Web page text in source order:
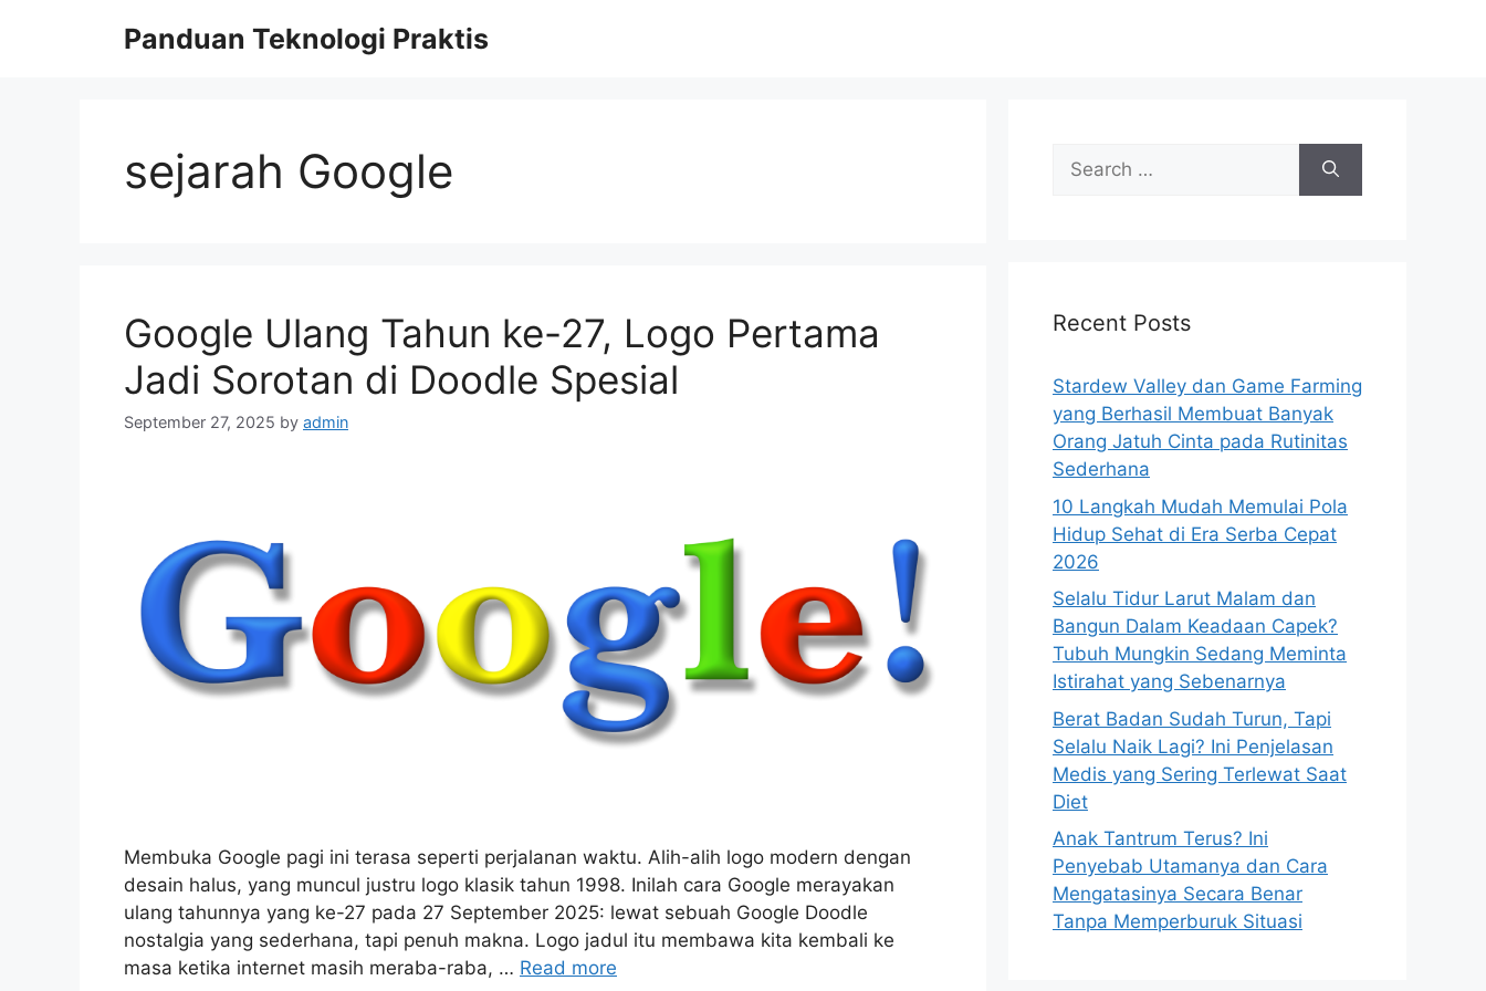
Panduan Teknologi Praktis
sejarah Google
Google Ulang Tahun ke-27, Logo Pertama
Jadi Sorotan di Doodle Spesial
September 27, 2025 by admin
Membuka Google pagi ini terasa seperti perjalanan waktu. Alih-alih logo modern dengan
desain halus, yang muncul justru logo klasik tahun 1998. Inilah cara Google merayakan
ulang tahunnya yang ke-27 pada 27 September 2025: lewat sebuah Google Doodle
nostalgia yang sederhana, tapi penuh makna. Logo jadul itu membawa kita kembali ke
masa ketika internet masih meraba-raba, … Read more
Search
for:
Recent Posts
Stardew Valley dan Game Farming
yang Berhasil Membuat Banyak
Orang Jatuh Cinta pada Rutinitas
Sederhana
10 Langkah Mudah Memulai Pola
Hidup Sehat di Era Serba Cepat
2026
Selalu Tidur Larut Malam dan
Bangun Dalam Keadaan Capek?
Tubuh Mungkin Sedang Meminta
Istirahat yang Sebenarnya
Berat Badan Sudah Turun, Tapi
Selalu Naik Lagi? Ini Penjelasan
Medis yang Sering Terlewat Saat
Diet
Anak Tantrum Terus? Ini
Penyebab Utamanya dan Cara
Mengatasinya Secara Benar
Tanpa Memperburuk Situasi